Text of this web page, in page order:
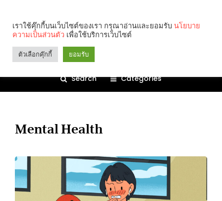
Search Categories
Mental Health
เราใช้คุ๊กกี้บนเว็บไซต์ของเรา กรุณาอ่านและยอมรับ นโยบาย
ความเป็นส่วนตัว เพื่อใช้บริการเว็บไซต์
ตัวเลือกคุ๊กกี้ ยอมรับ